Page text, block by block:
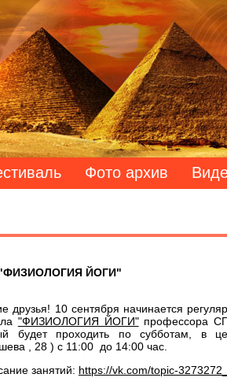
Фото архив
"ФИЗИОЛОГИЯ ЙОГИ"
друзья! 10 сентября начинается
"ФИЗИОЛОГИЯ ЙОГИ"профессора
будет проходить по субботам, в
, 28 ) с 11:00 до 14:00 час.
занятий: https://vk.com/topic-